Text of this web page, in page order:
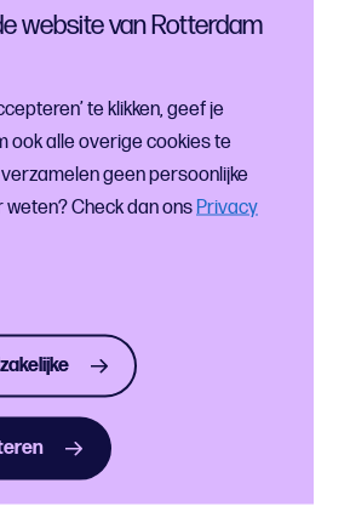
website van Rotterdam
te klikken, geef je
ook alle overige cookies te
geen persoonlijke
Check dan ons Privacy
jullie opgesteld om jullie
de vrijkaarten met
deels uit onze eigen
om onze doelstelling te realiseren.
we verspreiden via instanties die
Zuid. Met een aantal zijn we
We zijn nu bezig een ticketsysteem
we de gratis tickets en